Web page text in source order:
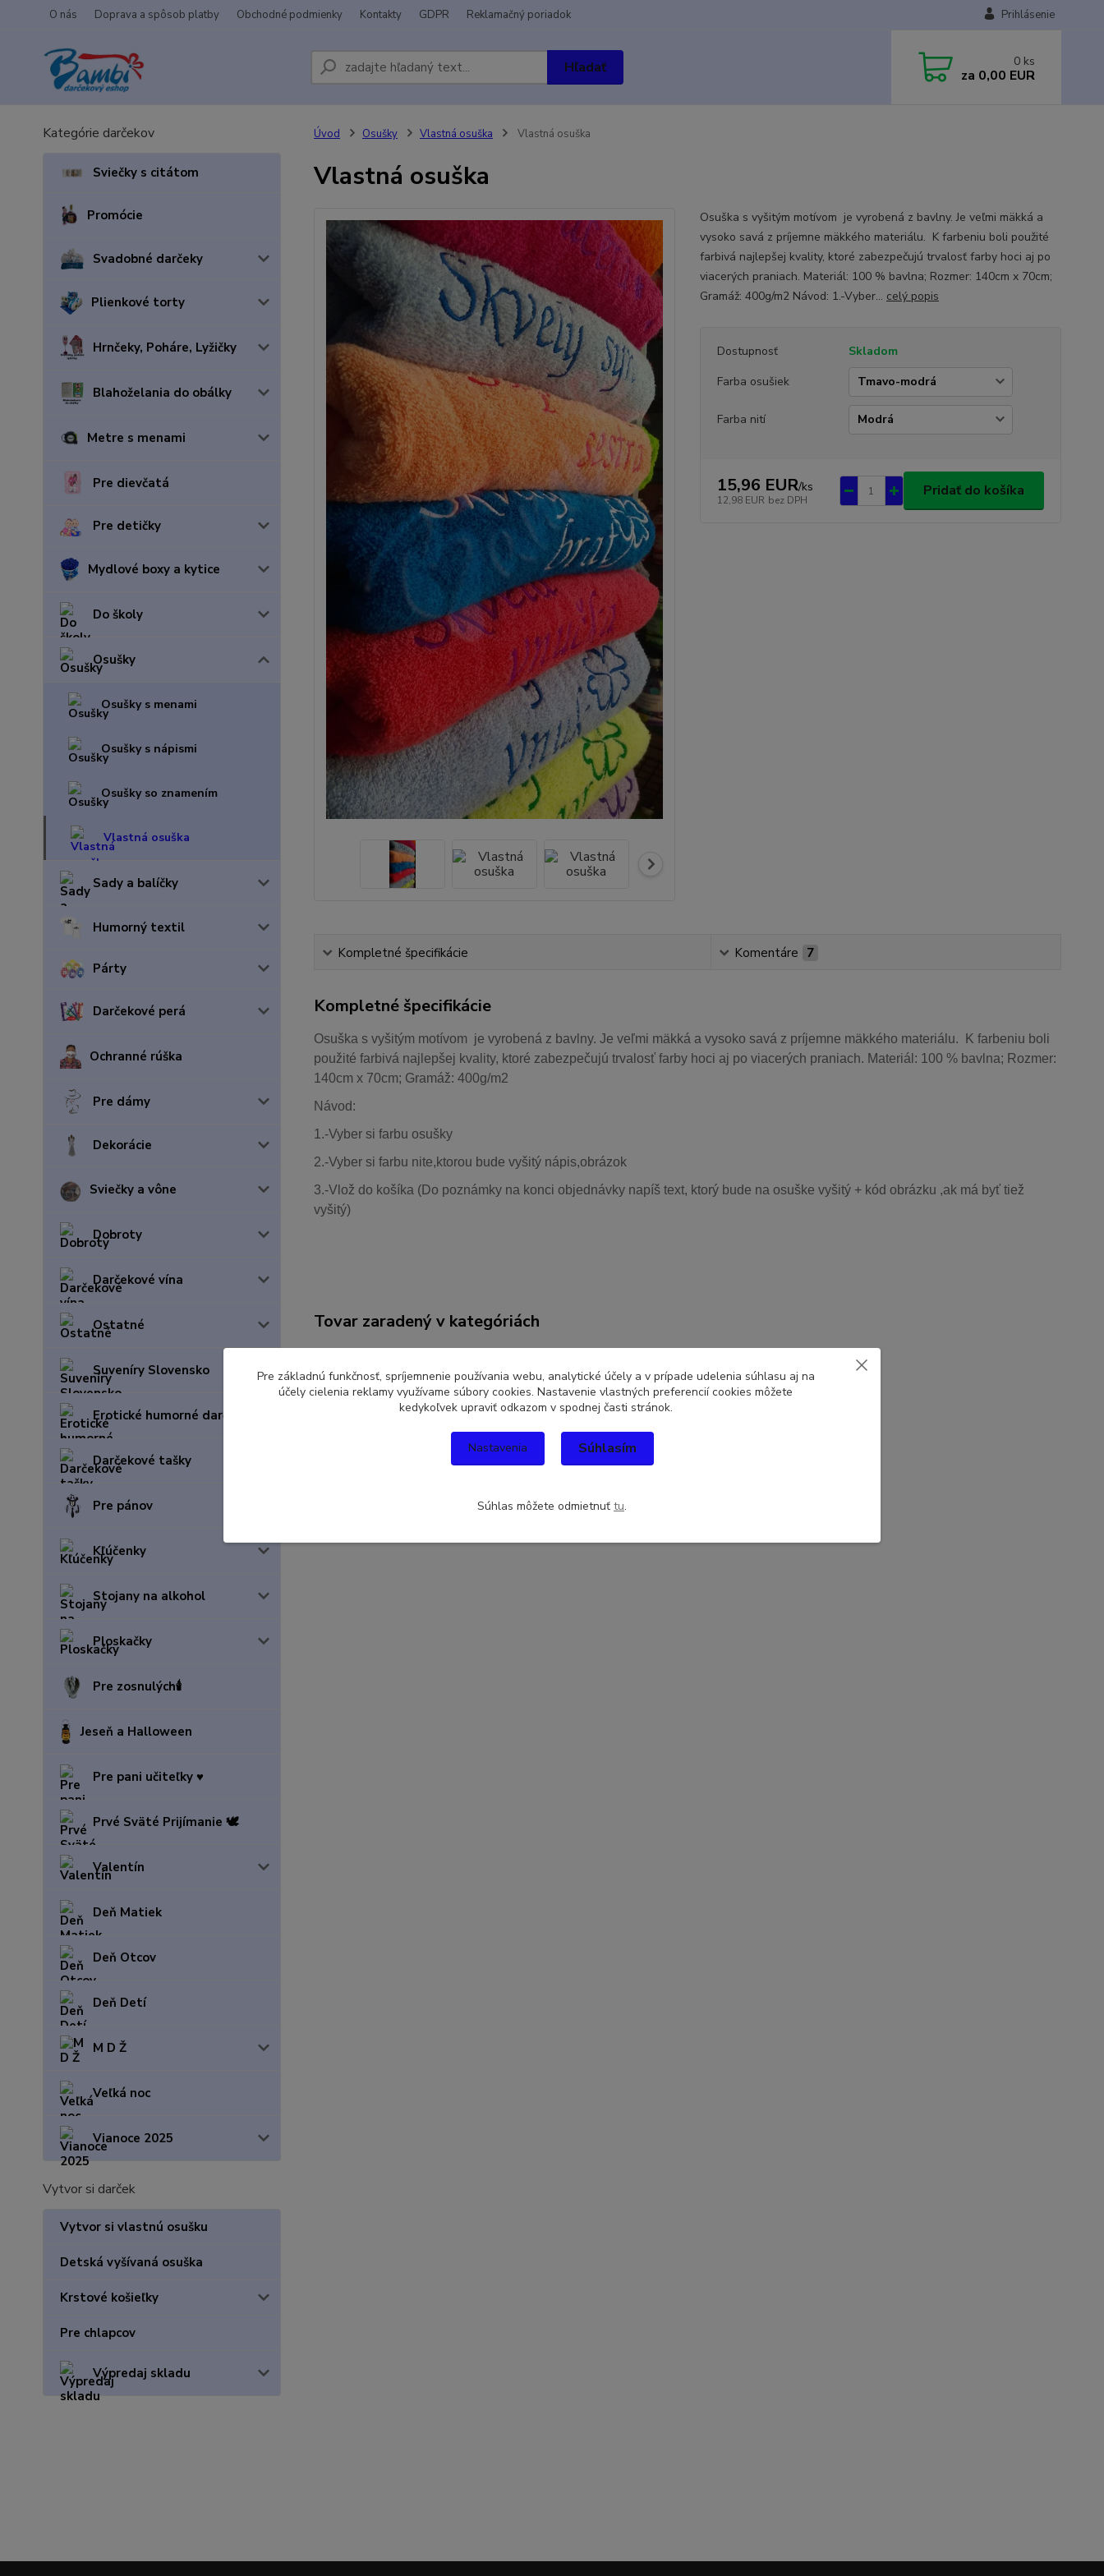
O nás Doprava a spôsob platby Obchodné podmienky Kontakty GDPR Reklamačný poriadok Prihlásenie
Hľadať 0 ks
za 0,00 EUR
Kategórie darčekov
Sviečky s citátom
Promócie
Svadobné darčeky
Plienkové torty
Hrnčeky, Poháre, Lyžičky
Blahoželania do obálky
Metre s menami
Pre dievčatá
Pre detičky
Mydlové boxy a kytice
Do školy
Osušky
Osušky s menami
Osušky s nápismi
Osušky so znamením
Vlastná osuška
Sady a balíčky
Humorný textil
Párty
Darčekové perá
Ochranné rúška
Pre dámy
Dekorácie
Sviečky a vône
Dobroty
Darčekové vína
Ostatné
Suveníry Slovensko
Erotické humorné darčeky
Darčekové tašky
Pre pánov
Kľúčenky
Stojany na alkohol
Ploskačky
Pre zosnulých🕯️
Jeseň a Halloween
Pre pani učiteľky ♥️
Prvé Sväté Prijímanie 🕊️
Valentín
Deň Matiek
Deň Otcov
Deň Detí
M D Ž
Veľká noc
Vianoce 2025
Vytvor si darček
Vytvor si vlastnú osušku
Detská vyšívaná osuška
Krstové košieľky
Pre chlapcov
Výpredaj skladu
Úvod Osušky Vlastná osuška Vlastná osuška
Vlastná osuška
Osuška s vyšitým motívom je vyrobená z bavlny. Je veľmi mäkká a
vysoko savá z príjemne mäkkého materiálu. K farbeniu boli použité
farbivá najlepšej kvality, ktoré zabezpečujú trvalosť farby hoci aj po
viacerých praniach. Materiál: 100 % bavlna; Rozmer: 140cm x 70cm;
Gramáž: 400g/m2 Návod: 1.-Vyber... celý popis
Dostupnosť
Skladom
Farba osušiek
Farba nití
15,96 EUR/ks
12,98 EUR bez DPH
Pridať do košíka
Kompletné špecifikácie Komentáre 7
Kompletné špecifikácie
Osuška s vyšitým motívom je vyrobená z bavlny. Je veľmi mäkká a vysoko savá z príjemne mäkkého materiálu. K farbeniu boli
použité farbivá najlepšej kvality, ktoré zabezpečujú trvalosť farby hoci aj po viacerých praniach. Materiál: 100 % bavlna; Rozmer:
140cm x 70cm; Gramáž: 400g/m2
Návod:
1.-Vyber si farbu osušky
2.-Vyber si farbu nite,ktorou bude vyšitý nápis,obrázok
3.-Vlož do košíka (Do poznámky na konci objednávky napíš text, ktorý bude na osuške vyšitý + kód obrázku ,ak má byť tiež
vyšitý)
Tovar zaradený v kategóriách
Pre základnú funkčnosť, spríjemnenie používania webu, analytické účely a v prípade udelenia súhlasu aj na
účely cielenia reklamy využívame súbory cookies. Nastavenie vlastných preferencií cookies môžete
kedykoľvek upraviť odkazom v spodnej časti stránok.
Nastavenia Súhlasím
Súhlas môžete odmietnuť tu.